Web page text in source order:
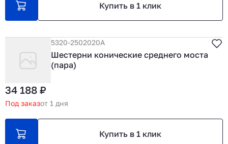
Купить в 1 клик
5320-2502020А
Шестерни конические среднего моста
(пара)
34 188 ₽
Под заказот 1 дня
Купить в 1 клик